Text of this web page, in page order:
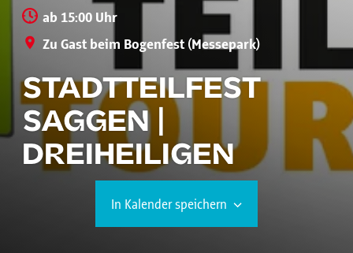
ab 15:00 Uhr
Zu Gast beim Bogenfest (Messepark)
STADTTEILFEST
SAGGEN |
DREIHEILIGEN
In Kalender speichern